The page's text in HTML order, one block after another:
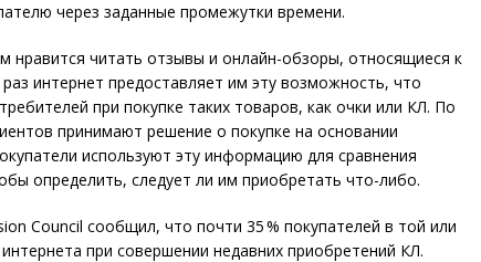
через заданные промежутки времени.
нравится читать отзывы и онлайн-обзоры, относящиеся к
интернет предоставляет им эту возможность, что
при покупке таких товаров, как очки или КЛ. По
принимают решение о покупке на основании
используют эту информацию для сравнения
определить, следует ли им приобретать что-либо.
Council сообщил, что почти 35 % покупателей в той или
при совершении недавних приобретений КЛ.